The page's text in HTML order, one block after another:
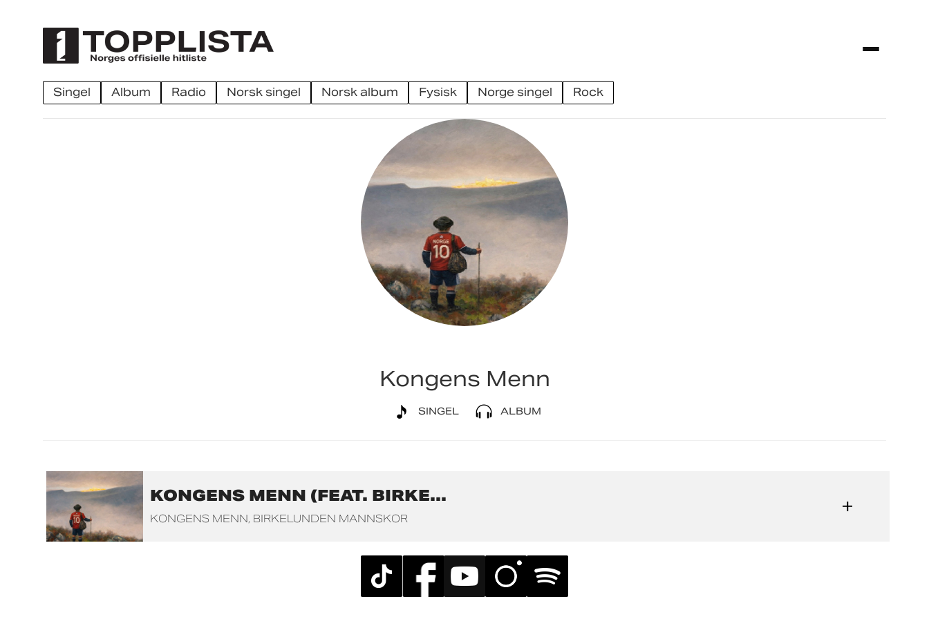
singel album radio norsk singel norsk album fysisk norge singel rock
Kongens Menn
SINGEL ALBUM
KONGENS MENN (FEAT. BIRKE...
KONGENS MENN BIRKELUNDEN MANNSKOR